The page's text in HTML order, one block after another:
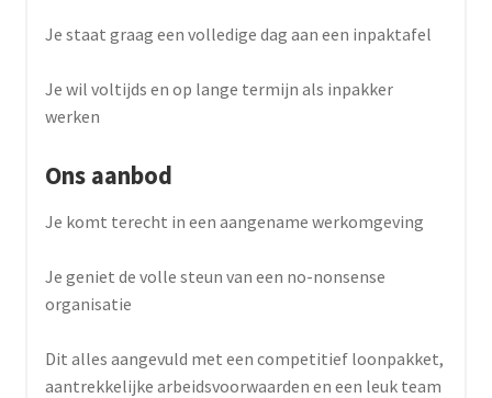
Je staat graag een volledige dag aan een inpaktafel
Je wil voltijds en op lange termijn als inpakker
werken
Ons aanbod
Je komt terecht in een aangename werkomgeving
Je geniet de volle steun van een no-nonsense
organisatie
Dit alles aangevuld met een competitief loonpakket,
aantrekkelijke arbeidsvoorwaarden en een leuk team